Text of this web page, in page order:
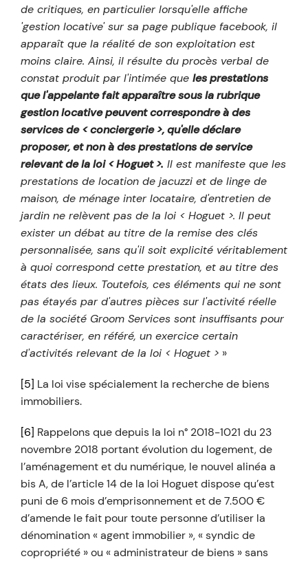
de critiques, en particulier lorsqu'elle affiche
'gestion locative' sur sa page publique facebook, il
apparaît que la réalité de son exploitation est
moins claire. Ainsi, il résulte du procès verbal de
constat produit par l'intimée que les prestations
que l'appelante fait apparaître sous la rubrique
gestion locative peuvent correspondre à des
services de < conciergerie >, qu'elle déclare
proposer, et non à des prestations de service
relevant de la loi < Hoguet >. Il est manifeste que les
prestations de location de jacuzzi et de linge de
maison, de ménage inter locataire, d'entretien de
jardin ne relèvent pas de la loi < Hoguet >. Il peut
exister un débat au titre de la remise des clés
personnalisée, sans qu'il soit explicité véritablement
à quoi correspond cette prestation, et au titre des
états des lieux. Toutefois, ces éléments qui ne sont
pas étayés par d'autres pièces sur l'activité réelle
de la société Groom Services sont insuffisants pour
caractériser, en référé, un exercice certain
d'activités relevant de la loi < Hoguet > »
[5] La loi vise spécialement la recherche de biens
immobiliers.
[6] Rappelons que depuis la loi n° 2018-1021 du 23
novembre 2018 portant évolution du logement, de
l’aménagement et du numérique, le nouvel alinéa a
bis A, de l’article 14 de la loi Hoguet dispose qu’est
puni de 6 mois d’emprisonnement et de 7.500 €
d’amende le fait pour toute personne d’utiliser la
dénomination « agent immobilier », « syndic de
copropriété » ou « administrateur de biens » sans